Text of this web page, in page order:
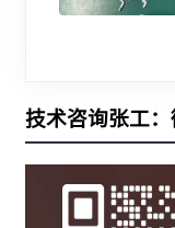
技术咨询张工：